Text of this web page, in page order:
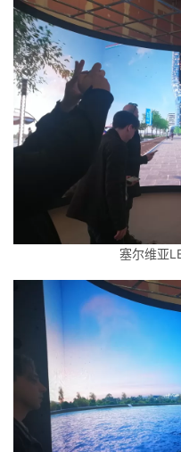
塞尔维亚